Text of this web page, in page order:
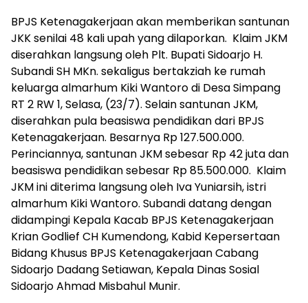
BPJS Ketenagakerjaan akan memberikan santunan
JKK senilai 48 kali upah yang dilaporkan. Klaim JKM
diserahkan langsung oleh Plt. Bupati Sidoarjo H.
Subandi SH MKn. sekaligus bertakziah ke rumah
keluarga almarhum Kiki Wantoro di Desa Simpang
RT 2 RW 1, Selasa, (23/7). Selain santunan JKM,
diserahkan pula beasiswa pendidikan dari BPJS
Ketenagakerjaan. Besarnya Rp 127.500.000.
Perinciannya, santunan JKM sebesar Rp 42 juta dan
beasiswa pendidikan sebesar Rp 85.500.000. Klaim
JKM ini diterima langsung oleh Iva Yuniarsih, istri
almarhum Kiki Wantoro. Subandi datang dengan
didampingi Kepala Kacab BPJS Ketenagakerjaan
Krian Godlief CH Kumendong, Kabid Kepersertaan
Bidang Khusus BPJS Ketenagakerjaan Cabang
Sidoarjo Dadang Setiawan, Kepala Dinas Sosial
Sidoarjo Ahmad Misbahul Munir.